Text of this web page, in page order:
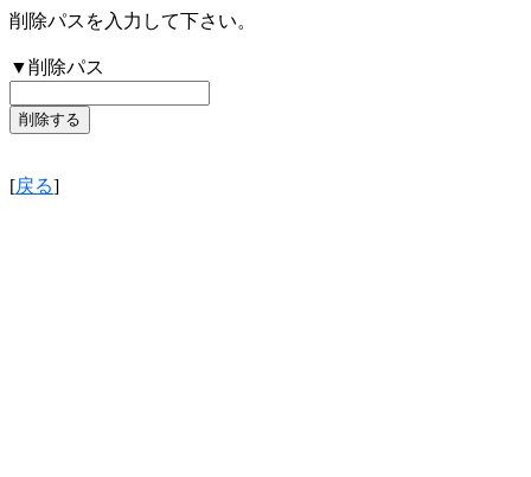
削除パスを入力して下さい。
▼削除パス
[戻る]